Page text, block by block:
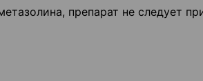
препарат не следует